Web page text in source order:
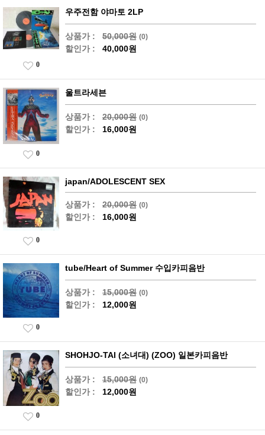
우주전함 야마토 2LP
상품가 : 50,000원 (0)
할인가 : 40,000원
0
울트라세븐
상품가 : 20,000원 (0)
할인가 : 16,000원
0
japan/ADOLESCENT SEX
상품가 : 20,000원 (0)
할인가 : 16,000원
0
tube/Heart of Summer 수입카피음반
상품가 : 15,000원 (0)
할인가 : 12,000원
0
SHOHJO-TAI (소녀대) (ZOO) 일본카피음반
상품가 : 15,000원 (0)
할인가 : 12,000원
0